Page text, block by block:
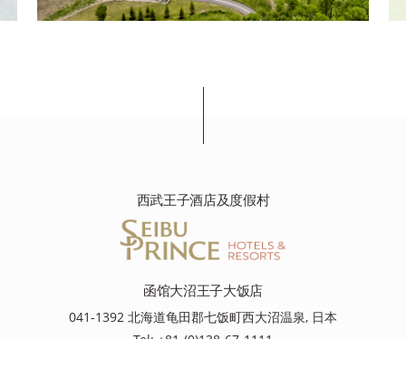
西武王子酒店及度假村
函馆大沼王子大饭店
041-1392 北海道龟田郡七饭町西大沼温泉, 日本
Tel: +81-(0)138-67-1111